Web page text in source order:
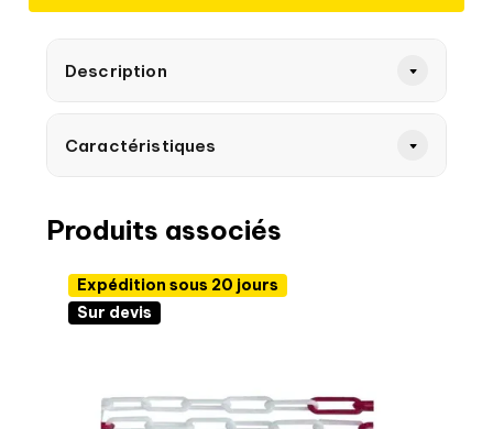
Description
Caractéristiques
Produits associés
Expédition sous 20 jours
Sur devis